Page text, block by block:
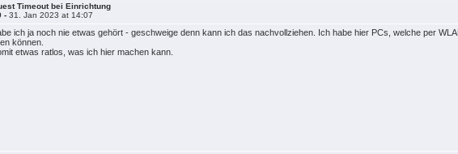
Timeout bei Einrichtung
-31. Jan 2023 at 14:07
ich ja noch nie etwas gehört - geschweige denn kann ich das nachvollziehen. Ich habe hier PCs, welche per
können.
etwas ratlos, was ich hier machen kann.